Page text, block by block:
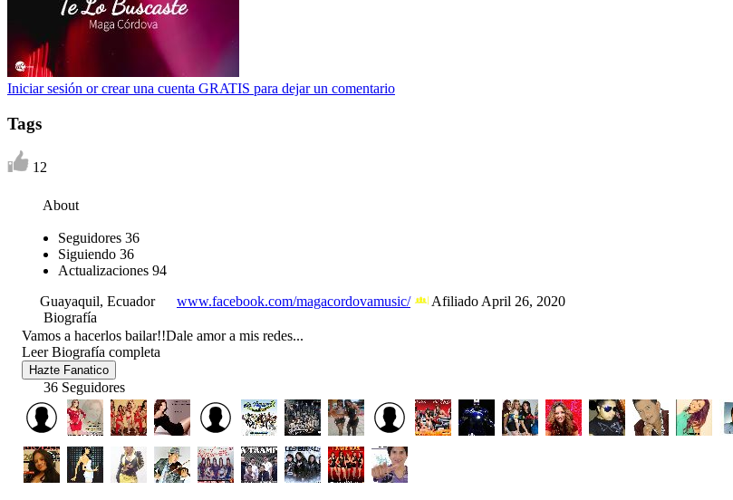
Iniciar sesión or crear una cuenta GRATIS para dejar un comentario
Tags
12
About
Seguidores 36
Siguiendo 36
Actualizaciones 94
Guayaquil, Ecuador
www.facebook.com/magacordovamusic/
Afiliado April 26, 2020
Biografía
Vamos a hacerlos bailar!!Dale amor a mis redes...
Leer Biografía completa
Hazte Fanatico
36 Seguidores